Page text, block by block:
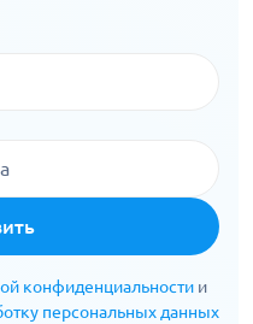
конфиденциальности и
персональных данных